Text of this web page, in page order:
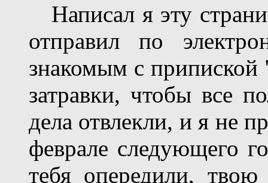
Написал я эту
отправил по
знакомым с припиской
затравки, чтобы все
дела отвлекли, и я не
феврале следующего
тебя опередили, твою